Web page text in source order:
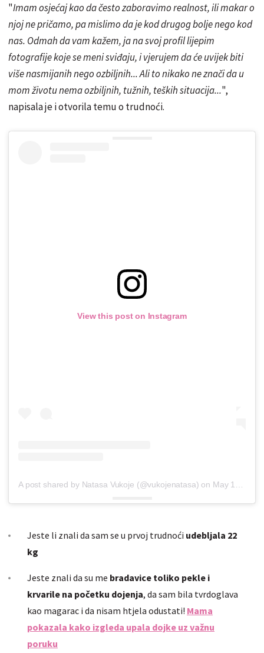
"Imam osjećaj kao da često zaboravimo realnost, ili makar o
njoj ne pričamo, pa mislimo da je kod drugog bolje nego kod
nas. Odmah da vam kažem, ja na svoj profil lijepim
fotografije koje se meni sviđaju, i vjerujem da će uvijek biti
više nasmijanih nego ozbiljnih... Ali to nikako ne znači da u
mom životu nema ozbiljnih, tužnih, teških situacija...",
napisala je i otvorila temu o trudnoći.
View this post on Instagram
A post shared by Natasa Vukoje (@vukojenatasa) on May 13, 2019 at 9:38am PDT
Jeste li znali da sam se u prvoj trudnoći udebljala 22
kg
Jeste znali da su me bradavice toliko pekle i
krvarile na početku dojenja, da sam bila tvrdoglava
kao magarac i da nisam htjela odustati! Mama
pokazala kako izgleda upala dojke uz važnu
poruku